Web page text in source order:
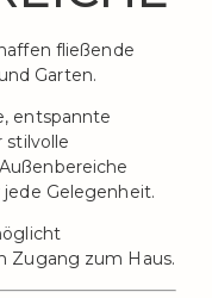
fließende
Garten.
entspannte
stilvolle
Gelegenheit.
Zugang zum Haus.